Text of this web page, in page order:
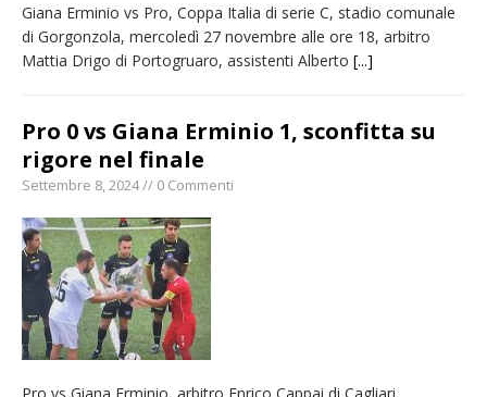
Giana Erminio vs Pro, Coppa Italia di serie C, stadio comunale
di Gorgonzola, mercoledì 27 novembre alle ore 18, arbitro
Mattia Drigo di Portogruaro, assistenti Alberto [...]
Pro 0 vs Giana Erminio 1, sconfitta su
rigore nel finale
Settembre 8, 2024 // 0 Commenti
Pro vs Giana Erminio, arbitro Enrico Cappai di Cagliari,